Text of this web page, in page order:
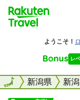
全国新潟県 新潟
全国